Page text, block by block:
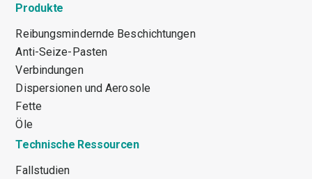
Produkte
Reibungsmindernde Beschichtungen
Anti-Seize-Pasten
Verbindungen
Dispersionen und Aerosole
Fette
Öle
Technische Ressourcen
Fallstudien